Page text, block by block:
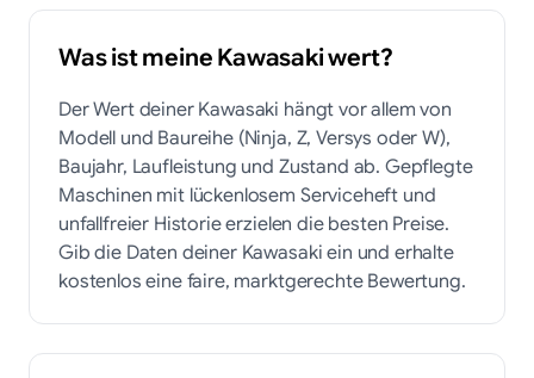
Was ist meine Kawasaki wert?
Der Wert deiner Kawasaki hängt vor allem von
Modell und Baureihe (Ninja, Z, Versys oder W),
Baujahr, Laufleistung und Zustand ab. Gepflegte
Maschinen mit lückenlosem Serviceheft und
unfallfreier Historie erzielen die besten Preise.
Gib die Daten deiner Kawasaki ein und erhalte
kostenlos eine faire, marktgerechte Bewertung.